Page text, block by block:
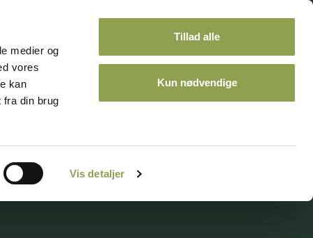
medier og
vores
kan
fra din brug
Vis detaljer
Tillad alle
Kun nødvendige